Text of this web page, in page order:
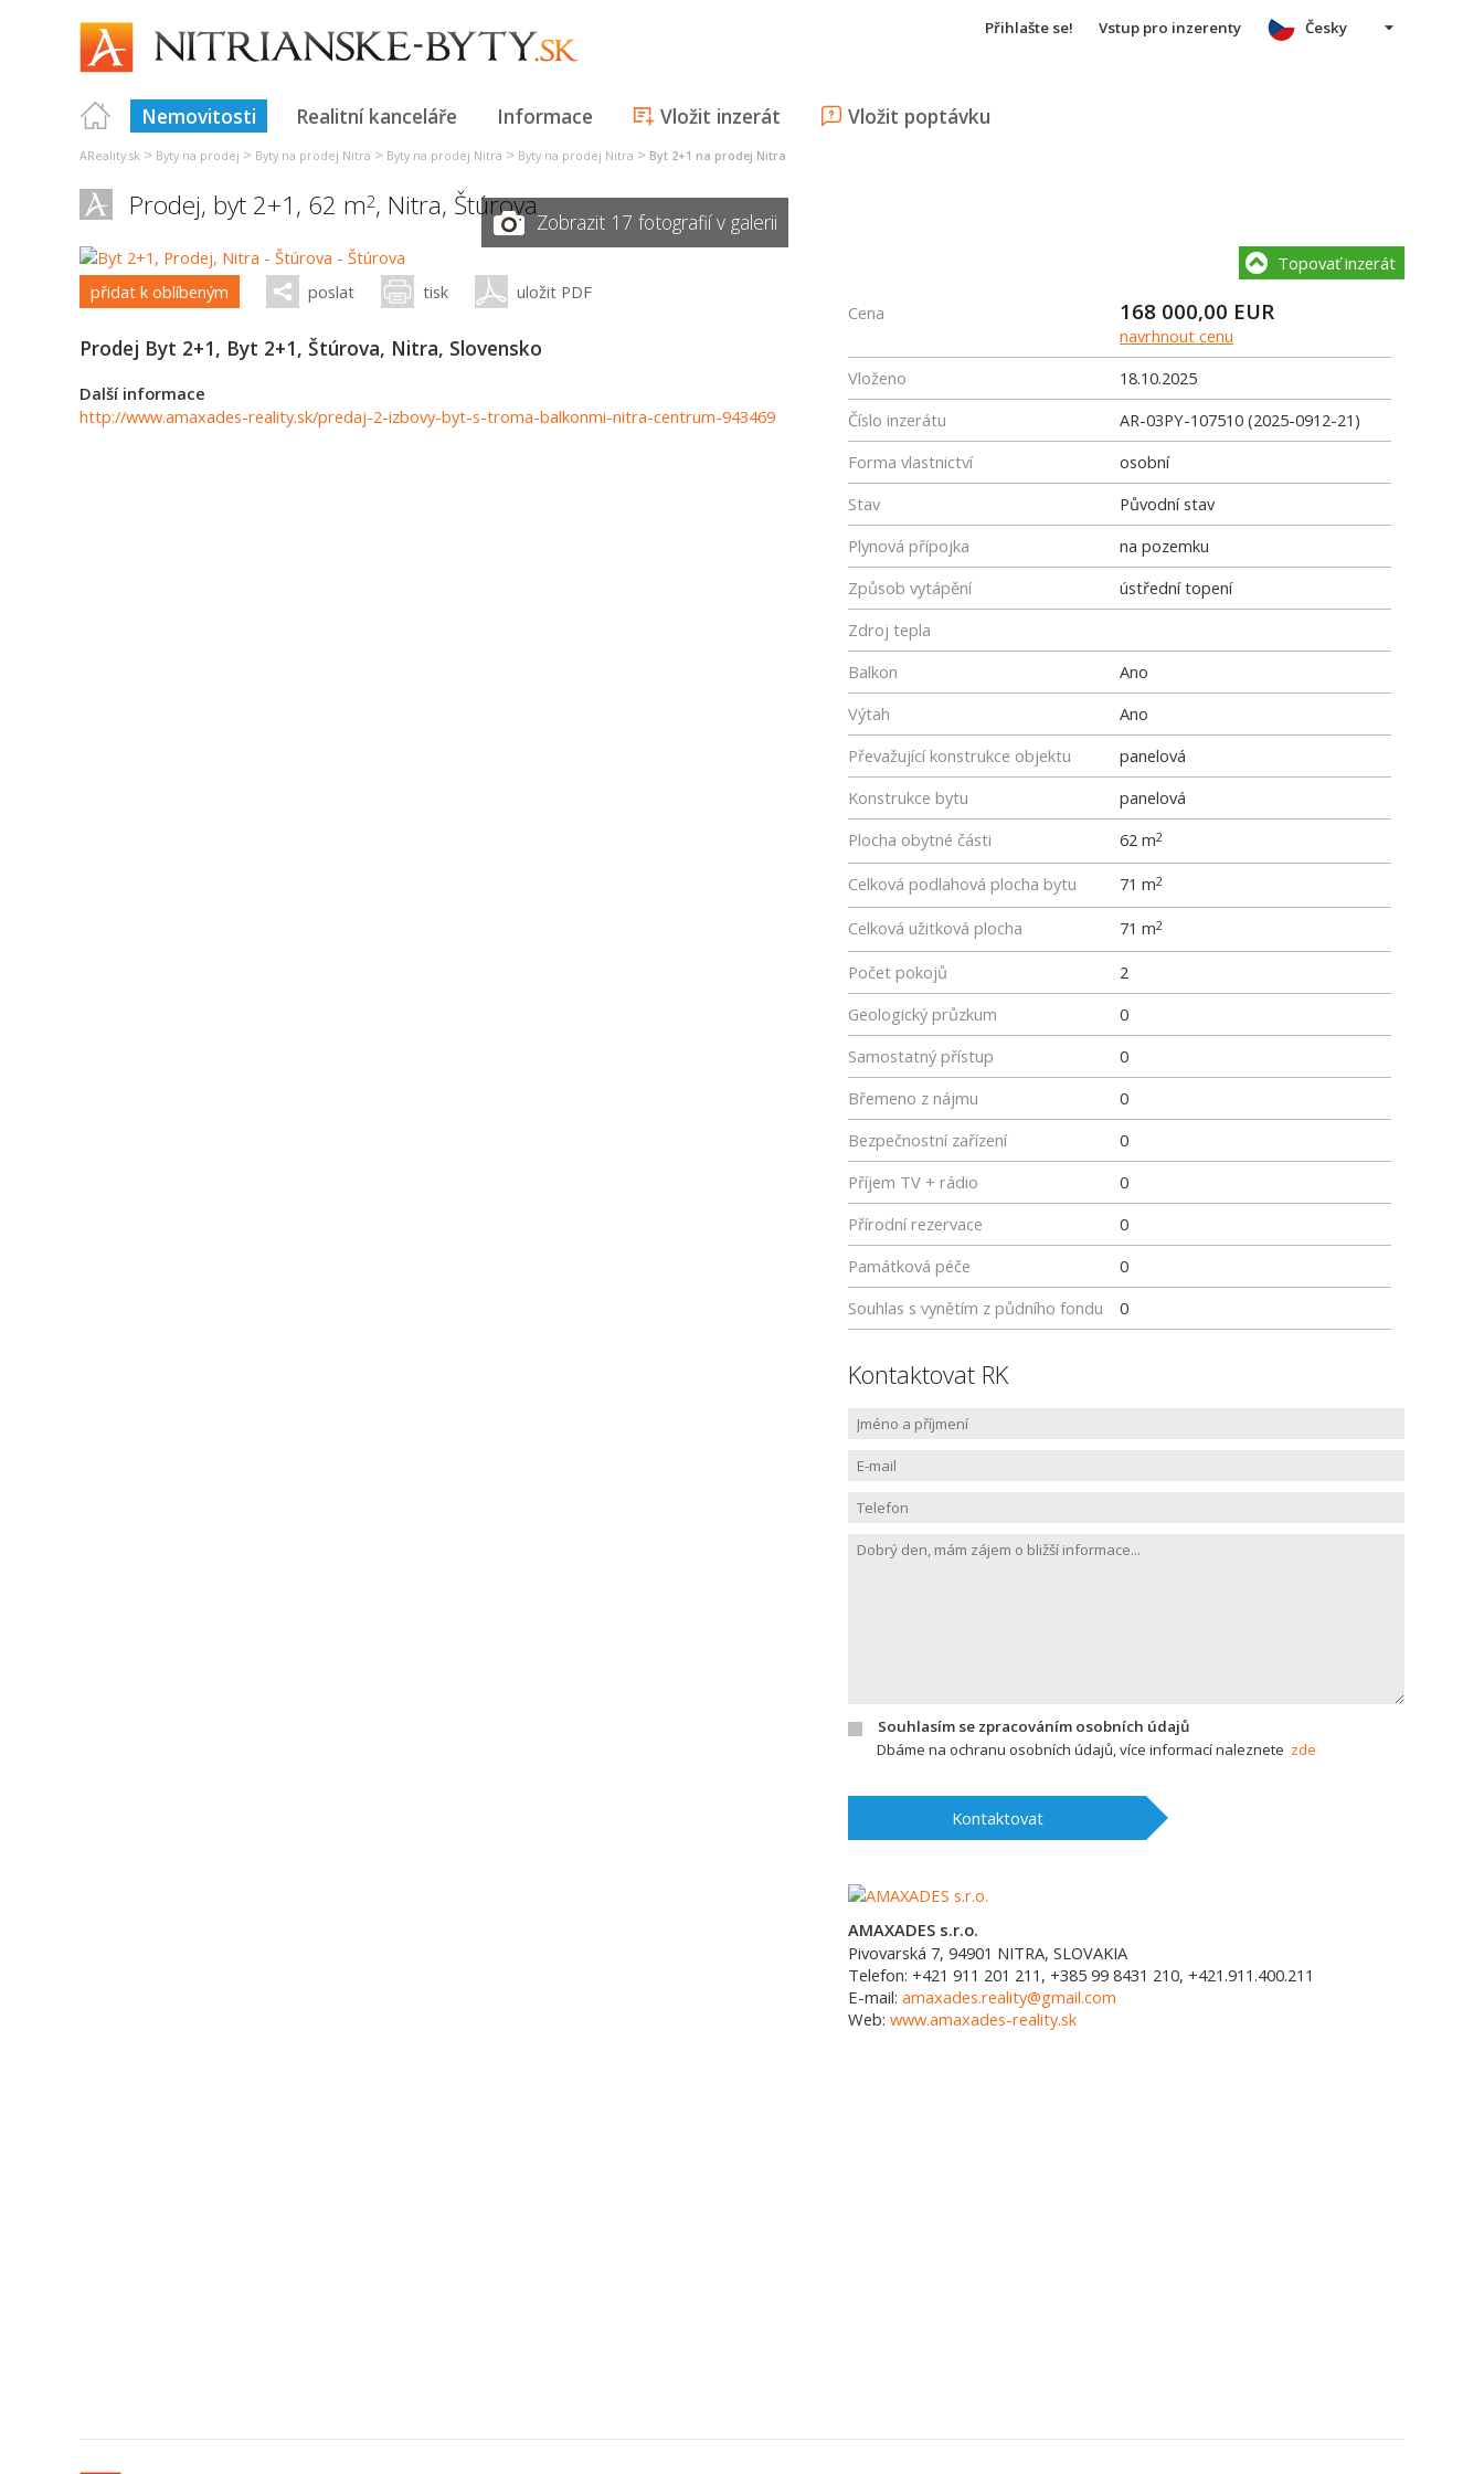
Přihlašte se! Vstup pro inzerenty
Nemovitosti Realitní kanceláře Informace Vložit inzerát Vložit poptávku
Česky
AReality.sk > Byty na prodej > Byty na prodej Nitra > Byty na prodej Nitra > Byty na prodej Nitra > Byt 2+1 na prodej Nitra
Prodej, byt 2+1, 62 m2, Nitra, ŠtúrovaZobrazit 17 fotografií v galerii
přidat k oblíbeným poslat tisk uložit PDF
Prodej Byt 2+1, Byt 2+1, Štúrova, Nitra, Slovensko
Další informace
http://www.amaxades-reality.sk/predaj-2-izbovy-byt-s-troma-balkonmi-nitra-centrum-943469
Topovať inzerát
Cena 168 000,00 EUR
navrhnout cenu
Vloženo
18.10.2025
Číslo inzerátu
AR-03PY-107510 (2025-0912-21)
Forma vlastnictví
osobní
Stav
Původní stav
Plynová přípojka
na pozemku
Způsob vytápění
ústřední topení
Zdroj tepla
Balkon
Ano
Výtah
Ano
Převažující konstrukce objektu
panelová
Konstrukce bytu
panelová
Plocha obytné části
62 m2
Celková podlahová plocha bytu 71 m2
Celková užitková plocha 71 m2
Počet pokojů
2
Geologický průzkum
0
Samostatný přístup
0
Břemeno z nájmu
0
Bezpečnostní zařízení
0
Příjem TV + rádio
0
Přírodní rezervace
0
Památková péče
0
Souhlas s vynětím z půdního fondu
0
Kontaktovat RK
Souhlasím se zpracováním osobních údajů
Dbáme na ochranu osobních údajů, více informací naleznete zde
Kontaktovat
AMAXADES s.r.o.
Pivovarská 7, 94901 NITRA, SLOVAKIA
Telefon: +421 911 201 211, +385 99 8431 210, +421.911.400.211
E-mail: amaxades.reality@gmail.com
Web: www.amaxades-reality.sk